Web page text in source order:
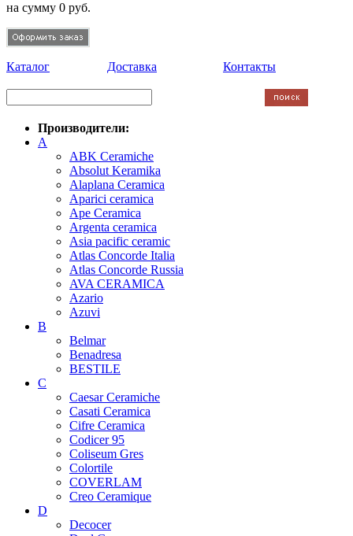
на сумму 0 руб.
Каталог Доставка Контакты
Производители:
A
ABK Ceramiche
Absolut Keramika
Alaplana Ceramica
Aparici ceramica
Ape Ceramica
Argenta ceramica
Asia pacific ceramic
Atlas Concorde Italia
Atlas Concorde Russia
AVA CERAMICA
Azario
Azuvi
B
Belmar
Benadresa
BESTILE
C
Caesar Ceramiche
Casati Ceramica
Cifre Ceramica
Codicer 95
Coliseum Gres
Colortile
COVERLAM
Creo Ceramique
D
Decocer